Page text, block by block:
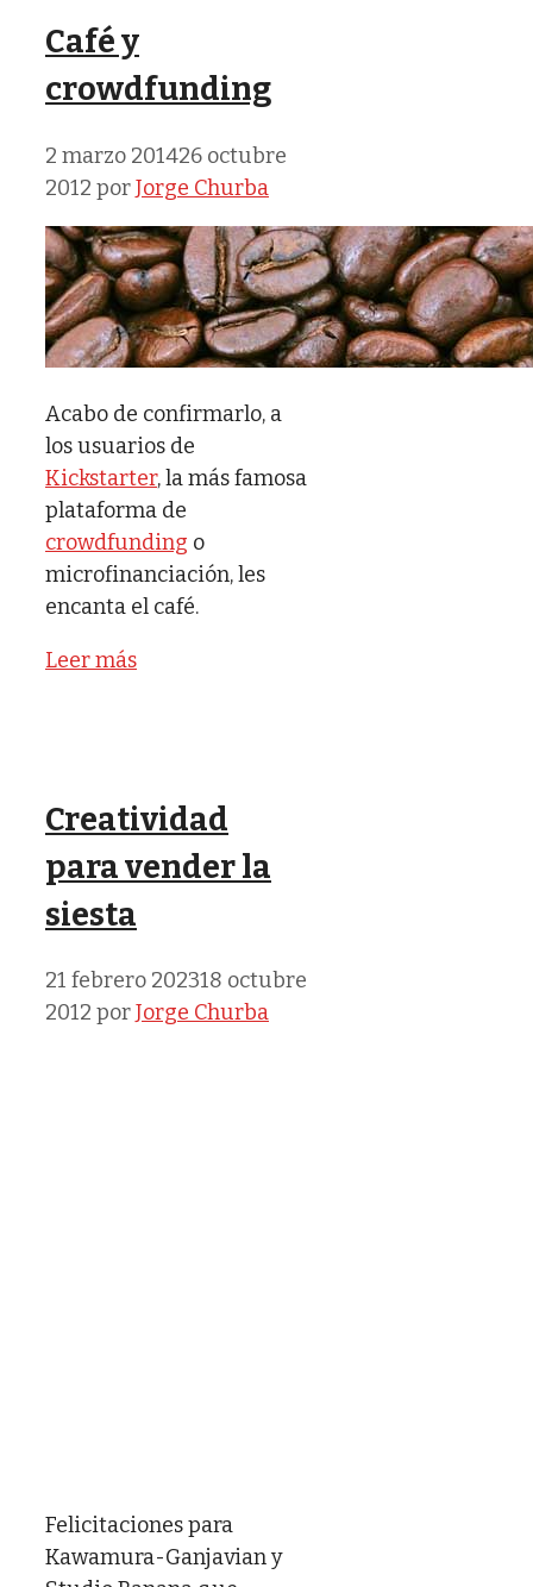
Café y
crowdfunding
2 marzo 201426 octubre
2012 porJorge Churba
Acabo de confirmarlo, a
los usuarios de
Kickstarter, la más famosa
plataforma de
crowdfunding o
microfinanciación, les
encanta el café.
Leer más
Creatividad
para vender la
siesta
21 febrero 202318 octubre
2012 porJorge Churba
Felicitaciones para
Kawamura-Ganjavian y